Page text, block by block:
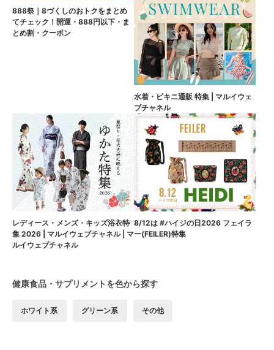
888祭｜8づくしのおトクをまとめ
てチェック！開運・888円以下・ま
とめ割・クーポン
水着・ビキニ通販 特集 | マルイウェ
ブチャネル
レディース・メンズ・キッズ浴衣特
集 2026 | マルイウェブチャネル | マ
ルイウェブチャネル
8/12は #ハイジの日2026 フェイラ
ー(FEILER)特集
健康食品・サプリメントを色から探す
ホワイト系 グリーン系 その他